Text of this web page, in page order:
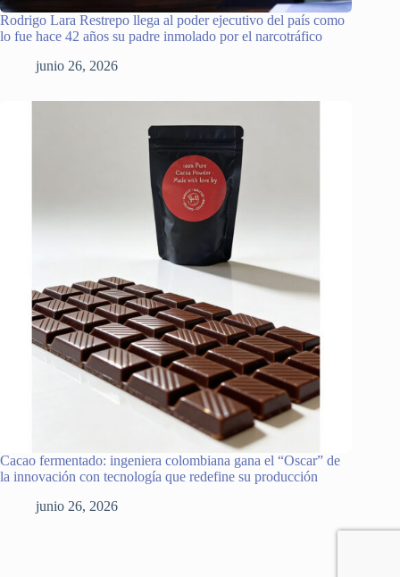
Rodrigo Lara Restrepo llega al poder ejecutivo del país como
lo fue hace 42 años su padre inmolado por el narcotráfico
junio 26, 2026
Cacao fermentado: ingeniera colombiana gana el “Oscar” de
la innovación con tecnología que redefine su producción
junio 26, 2026